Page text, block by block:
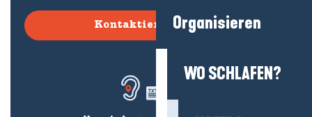
Organisieren
WO SCHLAFEN?
Kontaktieren Sie uns